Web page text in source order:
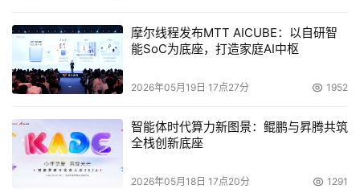
摩尔线程发布MTT AICUBE：以自研智
能SoC为底座，打造家庭AI中枢
2026年05月19日 17点27分 1952
智能体时代算力新图景：鲲鹏与昇腾共筑
全栈创新底座
2026年05月18日 17点20分 1291